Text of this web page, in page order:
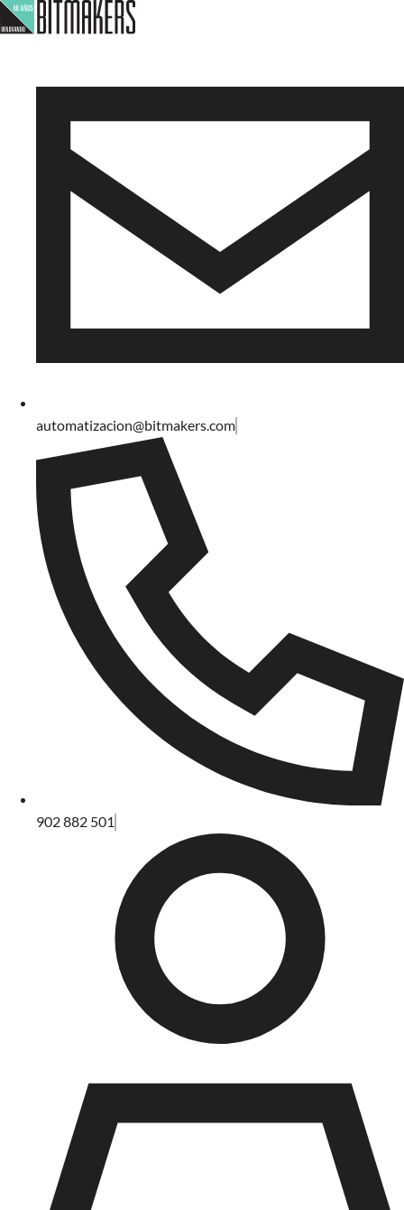
automatizacion@bitmakers.com
902 882 501